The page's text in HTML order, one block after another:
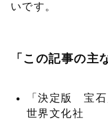
いです。
「この記事の主
「決定版 宝石
世界文化社